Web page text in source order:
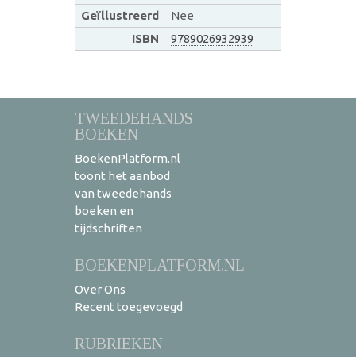
Geïllustreerd
Nee
ISBN
9789026932939
TWEEDEHANDS
BOEKEN
BoekenPlatform.nl
toont het aanbod
van tweedehands
boeken en
tijdschriften
BOEKENPLATFORM.NL
Over Ons
Recent toegevoegd
RUBRIEKEN